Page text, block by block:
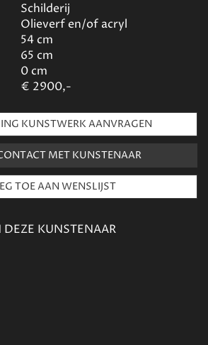
Schilderij
Olieverf en/of acryl
54cm
65 cm
0cm
€ 2900,-
KUNSTWERK AANVRAGEN
MET KUNSTENAAR
DEZE KUNSTENAAR